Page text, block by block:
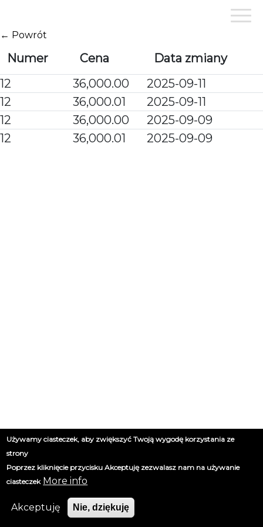
treści
← Powrót
Numer Cena
Data zmiany
12
36,000.00
2025-09-11
12
36,000.01
2025-09-11
12
36,000.00
2025-09-09
12
36,000.01 2025-09-09
Używamy ciasteczek, aby zwiększyć Twoją wygodę korzystania ze
strony
Poprzez kliknięcie przycisku Akceptuję zezwalasz nam na używanie
ciasteczek More info
Akceptuję Nie, dziękuję